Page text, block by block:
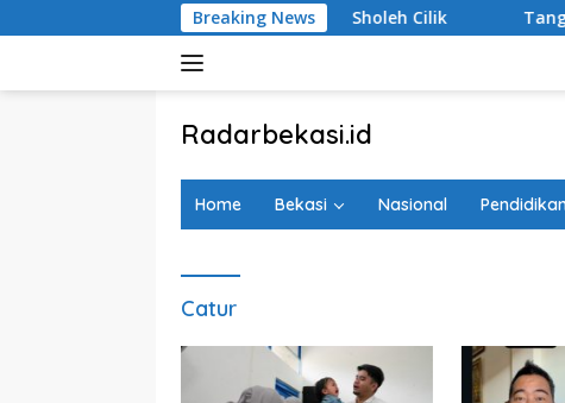
ke
Breaking News
Sholeh Cilik Tanggapi
Radarbekasi.id
Bekasi
Home Bekasi Nasional
Catur